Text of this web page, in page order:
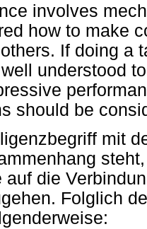
involves
how to make
If doing a
understood
should be
mit
auf die
Folglich